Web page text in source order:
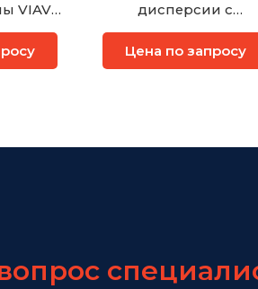
VIAVI
с
дисперсии с
увеличенной
дальностью действия
Цена по запросу